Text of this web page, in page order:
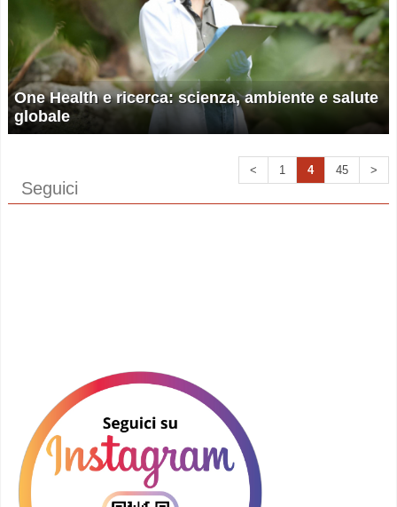
One Health e ricerca: scienza, ambiente e salute
globale
< 1 4 45 >
Seguici